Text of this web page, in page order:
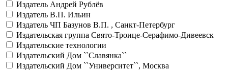
Издатель Андрей Рублёв
Издатель В.П. Ильин
Издатель ЧП Базунов В.П. , Санкт-Петербург
Издательская группа Свято-Троице-Серафимо-Дивеевск
Издательские технологии
Издательский Дом ``Славянка``
Издательский Дом ``Университет``, Москва